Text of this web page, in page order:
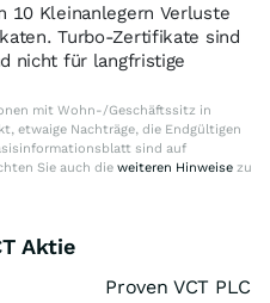
10 Kleinanlegern Verluste
Turbo-Zertifikate sind
nicht für langfristige
mit Wohn-/Geschäftssitz in
etwaige Nachträge, die Endgültigen
sind auf
Sie auch die weiteren Hinweise zu
Aktie
Proven VCT PLC